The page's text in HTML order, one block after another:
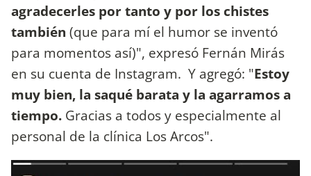
agradecerles por tanto y por los chistes
también (que para mí el humor se inventó
para momentos así)", expresó Fernán Mirás
en su cuenta de Instagram. Y agregó: "Estoy
muy bien, la saqué barata y la agarramos a
tiempo. Gracias a todos y especialmente al
personal de la clínica Los Arcos".